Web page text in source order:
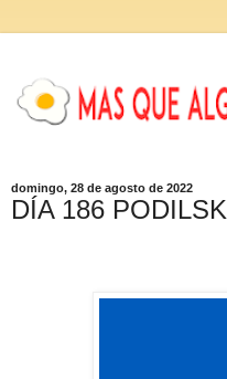
domingo, 28 de agosto de 2022
DÍA 186 PODILSK